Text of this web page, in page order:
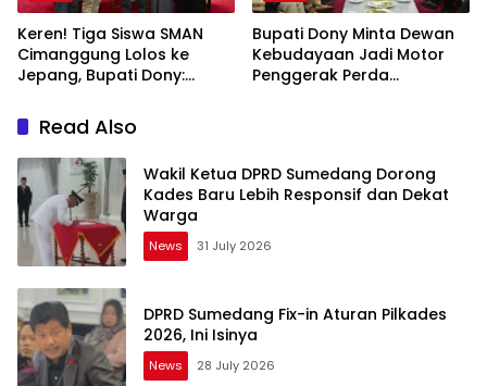
Keren! Tiga Siswa SMAN
Cimanggung Lolos ke
Jepang, Bupati Dony:
Bupati Dony Minta Dewan
Kebudayaan Jadi Motor
Penggerak Perda
Read Also
Wakil Ketua DPRD Sumedang Dorong
Kades Baru Lebih Responsif dan Dekat
Warga
News 31 July 2026
DPRD Sumedang Fix-in Aturan Pilkades
2026, Ini Isinya
News 28 July 2026